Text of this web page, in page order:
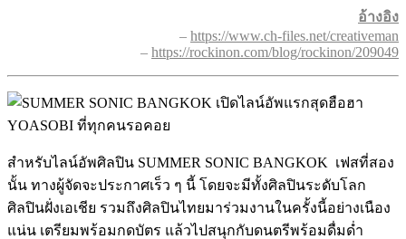
อ้างอิง
– https://www.ch-files.net/creativeman
– https://rockinon.com/blog/rockinon/209049
สำหรับไลน์อัพศิลปิน SUMMER SONIC BANGKOK เฟสที่สอง
นั้น ทางผู้จัดจะประกาศเร็ว ๆ นี้ โดยจะมีทั้งศิลปินระดับโลก
ศิลปินฝั่งเอเชีย รวมถึงศิลปินไทยมาร่วมงานในครั้งนี้อย่างเนือง
แน่น เตรียมพร้อมกดบัตร แล้วไปสนุกกับดนตรีพร้อมดื่มด่ำ